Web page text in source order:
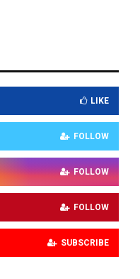
LIKE
FOLLOW
FOLLOW
FOLLOW
SUBSCRIBE